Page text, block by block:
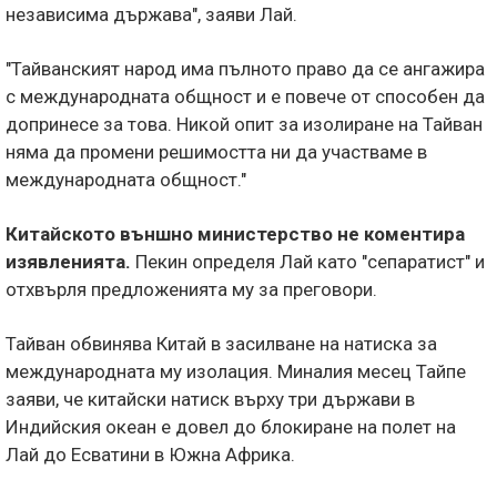
независима държава", заяви Лай.
"Тайванският народ има пълното право да се ангажира
с международната общност и е повече от способен да
допринесе за това. Никой опит за изолиране на Тайван
няма да промени решимостта ни да участваме в
международната общност."
Китайското външно министерство не коментира
изявленията. Пекин определя Лай като "сепаратист" и
отхвърля предложенията му за преговори.
Тайван обвинява Китай в засилване на натиска за
международната му изолация. Миналия месец Тайпе
заяви, че китайски натиск върху три държави в
Индийския океан е довел до блокиране на полет на
Лай до Есватини в Южна Африка.